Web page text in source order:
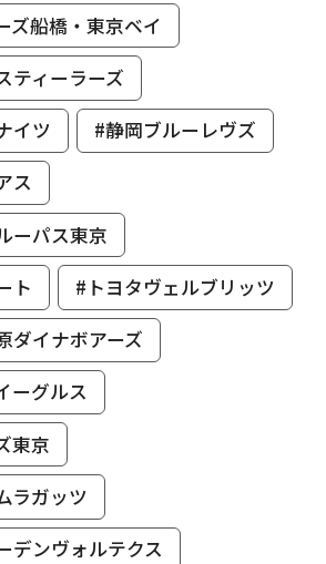
ズ船橋・東京ベイ
ティーラーズ
イツ
#静岡ブルーレヴズ
ス
ーパス東京
ト
#トヨタヴェルブリッツ
ダイナボアーズ
ーグルス
東京
ラガッツ
デンヴォルテクス